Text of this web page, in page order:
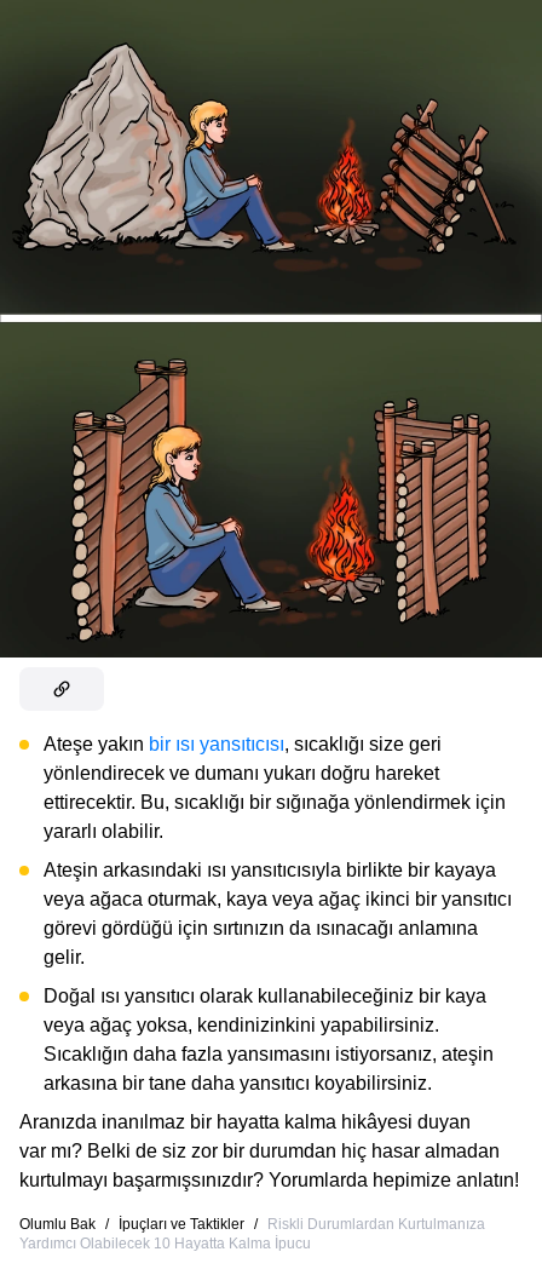
Ateşe yakın bir ısı yansıtıcısı, sıcaklığı size geri
yönlendirecek ve dumanı yukarı doğru hareket
ettirecektir. Bu, sıcaklığı bir sığınağa yönlendirmek için
yararlı olabilir.
Ateşin arkasındaki ısı yansıtıcısıyla birlikte bir kayaya
veya ağaca oturmak, kaya veya ağaç ikinci bir yansıtıcı
görevi gördüğü için sırtınızın da ısınacağı anlamına
gelir.
Doğal ısı yansıtıcı olarak kullanabileceğiniz bir kaya
veya ağaç yoksa, kendinizinkini yapabilirsiniz.
Sıcaklığın daha fazla yansımasını istiyorsanız, ateşin
arkasına bir tane daha yansıtıcı koyabilirsiniz.
Aranızda inanılmaz bir hayatta kalma hikâyesi duyan
var mı? Belki de siz zor bir durumdan hiç hasar almadan
kurtulmayı başarmışsınızdır? Yorumlarda hepimize anlatın!
Olumlu Bak / İpuçları ve Taktikler /
Riskli Durumlardan Kurtulmanıza
Yardımcı Olabilecek 10 Hayatta Kalma İpucu